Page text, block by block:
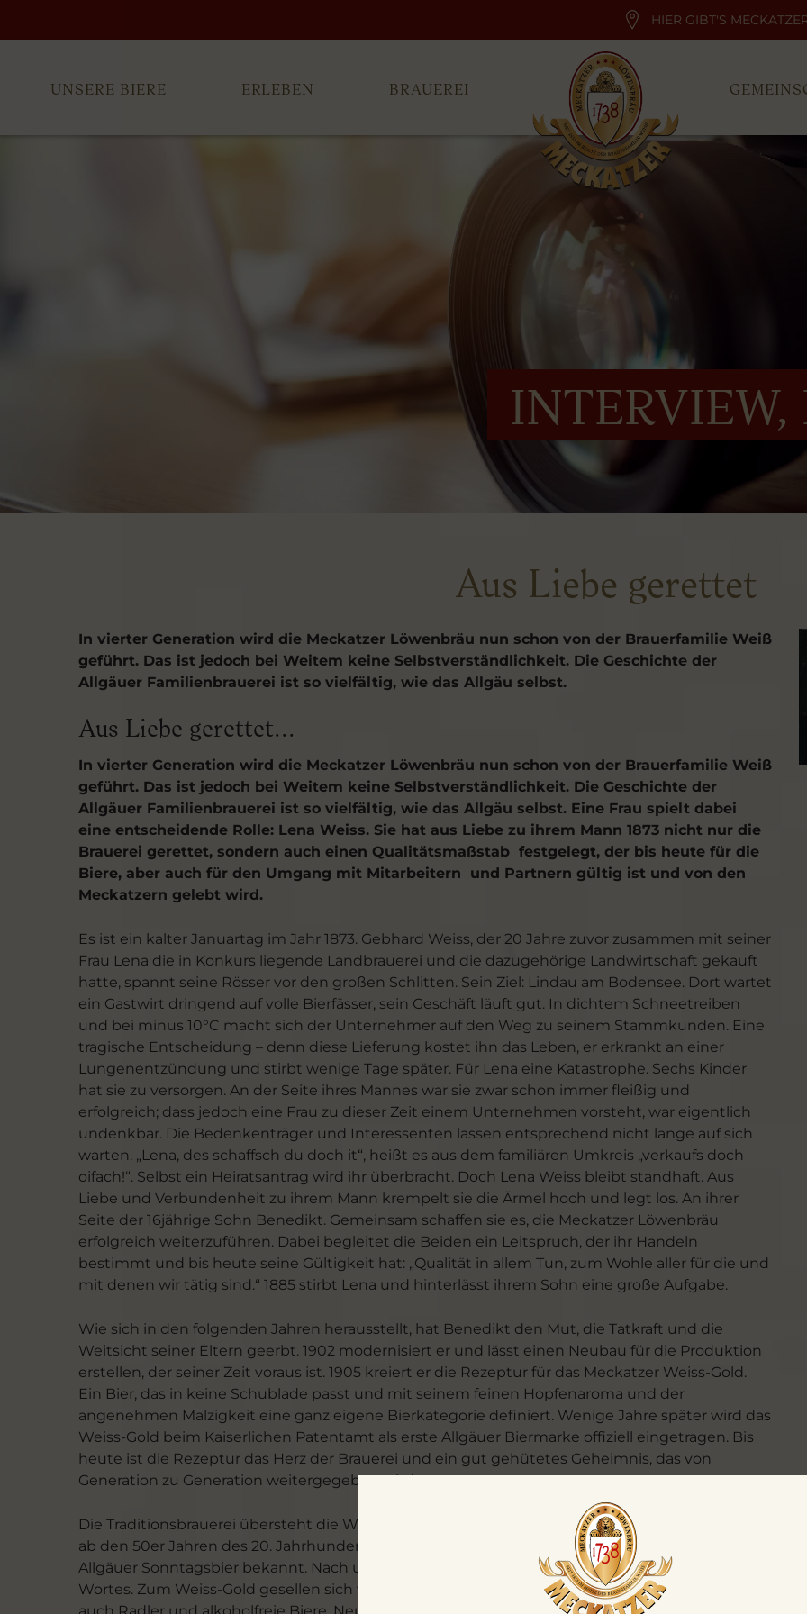
HIER GIBT'S
UNSERE BIERE ERLEBEN BRAUEREI
INTERVIEW,
Aus Liebe gerettet
In vierter Generation wird die Meckatzer Löwenbräu nun schon von der Brauerfamilie Weiß
geführt. Das ist jedoch bei Weitem keine Selbstverständlichkeit. Die Geschichte der
Allgäuer Familienbrauerei ist so vielfältig, wie das Allgäu selbst.
Aus Liebe gerettet...
In vierter Generation wird die Meckatzer Löwenbräu nun schon von der Brauerfamilie Weiß
geführt. Das ist jedoch bei Weitem keine Selbstverständlichkeit. Die Geschichte der
Allgäuer Familienbrauerei ist so vielfältig, wie das Allgäu selbst. Eine Frau spielt dabei
eine entscheidende Rolle: Lena Weiss. Sie hat aus Liebe zu ihrem Mann 1873 nicht nur die
Brauerei gerettet, sondern auch einen Qualitätsmaßstab festgelegt, der bis heute für die
Biere, aber auch für den Umgang mit Mitarbeitern und Partnern gültig ist und von den
Meckatzern gelebt wird.
Es ist ein kalter Januartag im Jahr 1873. Gebhard Weiss, der 20 Jahre zuvor zusammen mit seiner
Frau Lena die in Konkurs liegende Landbrauerei und die dazugehörige Landwirtschaft gekauft
hatte, spannt seine Rösser vor den großen Schlitten. Sein Ziel: Lindau am Bodensee. Dort wartet
ein Gastwirt dringend auf volle Bierfässer, sein Geschäft läuft gut. In dichtem Schneetreiben
und bei minus 10°C macht sich der Unternehmer auf den Weg zu seinem Stammkunden. Eine
tragische Entscheidung – denn diese Lieferung kostet ihn das Leben, er erkrankt an einer
Lungenentzündung und stirbt wenige Tage später. Für Lena eine Katastrophe. Sechs Kinder
hat sie zu versorgen. An der Seite ihres Mannes war sie zwar schon immer fleißig und
erfolgreich; dass jedoch eine Frau zu dieser Zeit einem Unternehmen vorsteht, war eigentlich
undenkbar. Die Bedenkenträger und Interessenten lassen entsprechend nicht lange auf sich
warten. „Lena, des schaffsch du doch it“, heißt es aus dem familiären Umkreis „verkaufs doch
oifach!“. Selbst ein Heiratsantrag wird ihr überbracht. Doch Lena Weiss bleibt standhaft. Aus
Liebe und Verbundenheit zu ihrem Mann krempelt sie die Ärmel hoch und legt los. An ihrer
Seite der 16jährige Sohn Benedikt. Gemeinsam schaffen sie es, die Meckatzer Löwenbräu
erfolgreich weiterzuführen. Dabei begleitet die Beiden ein Leitspruch, der ihr Handeln
bestimmt und bis heute seine Gültigkeit hat: „Qualität in allem Tun, zum Wohle aller für die und
mit denen wir tätig sind.“ 1885 stirbt Lena und hinterlässt ihrem Sohn eine große Aufgabe.
Wie sich in den folgenden Jahren herausstellt, hat Benedikt den Mut, die Tatkraft und die
Weitsicht seiner Eltern geerbt. 1902 modernisiert er und lässt einen Neubau für die Produktion
erstellen, der seiner Zeit voraus ist. 1905 kreiert er die Rezeptur für das Meckatzer Weiss-Gold.
Ein Bier, das in keine Schublade passt und mit seinem feinen Hopfenaroma und der
angenehmen Malzigkeit eine ganz eigene Bierkategorie definiert. Wenige Jahre später wird das
Weiss-Gold beim Kaiserlichen Patentamt als erste Allgäuer Biermarke offiziell eingetragen. Bis
heute ist die Rezeptur das Herz der Brauerei und ein gut gehütetes Geheimnis, das von
Generation zu Generation weitergegeben wird.
Die Traditionsbrauerei übersteht die Wirren der darauffolgenden Jahre und das Weiss-Gold wird
ab den 50er Jahren des 20. Jahrhunderts zur beliebtesten Biermarke des Allgäus, es wird als
Allgäuer Sonntagsbier bekannt. Nach und nach wächst die Bierfamilie im wahrsten Sinne des
Wortes. Zum Weiss-Gold gesellen sich weitere Biersorten, wie das Helle, das Ur-Weizen oder